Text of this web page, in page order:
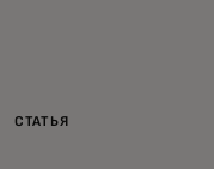
Для бизнеса
СТАТЬЯ